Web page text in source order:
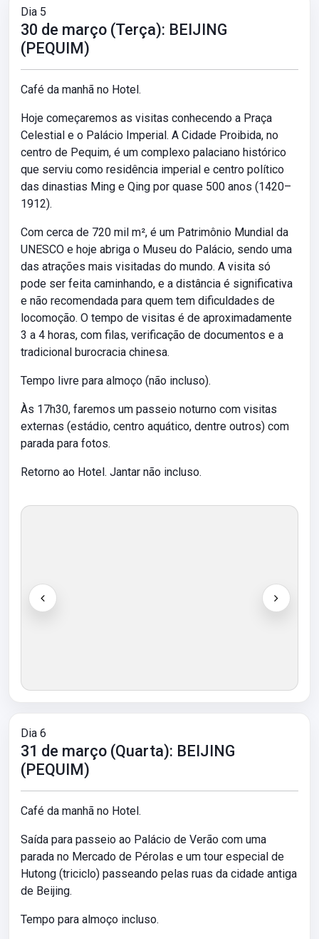
Dia 5
30 de março (Terça): BEIJING
(PEQUIM)
Café da manhã no Hotel.
Hoje começaremos as visitas conhecendo a Praça
Celestial e o Palácio Imperial. A Cidade Proibida, no
centro de Pequim, é um complexo palaciano histórico
que serviu como residência imperial e centro político
das dinastias Ming e Qing por quase 500 anos (1420–
1912).
Com cerca de 720 mil m², é um Patrimônio Mundial da
UNESCO e hoje abriga o Museu do Palácio, sendo uma
das atrações mais visitadas do mundo. A visita só
pode ser feita caminhando, e a distância é significativa
e não recomendada para quem tem dificuldades de
locomoção. O tempo de visitas é de aproximadamente
3 a 4 horas, com filas, verificação de documentos e a
tradicional burocracia chinesa.
Tempo livre para almoço (não incluso).
Às 17h30, faremos um passeio noturno com visitas
externas (estádio, centro aquático, dentre outros) com
parada para fotos.
Retorno ao Hotel. Jantar não incluso.
Dia 6
31 de março (Quarta): BEIJING
(PEQUIM)
Café da manhã no Hotel.
Saída para passeio ao Palácio de Verão com uma
parada no Mercado de Pérolas e um tour especial de
Hutong (triciclo) passeando pelas ruas da cidade antiga
de Beijing.
Tempo para almoço incluso.